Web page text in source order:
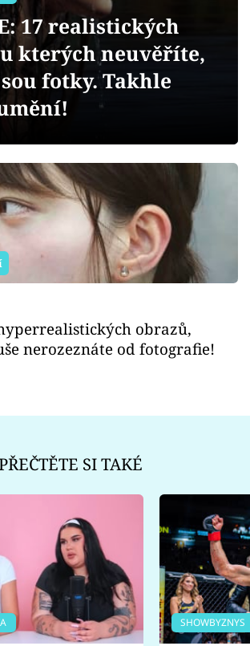
17 realistických
kterých neuvěříte,
fotky. Takhle
obrazů,
nerozeznáte od fotografie!
SI TAKÉ
SHOWBYZNYS